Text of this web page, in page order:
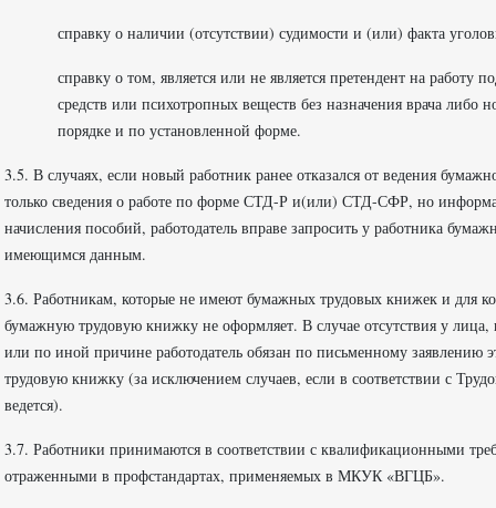
справку о наличии (отсутствии) судимости и (или) факта
справку о том, является или не является претендент на
средств или психотропных веществ без назначения врача
порядке и по установленной форме.
3.5. В случаях, если новый работник ранее отказался от ведения
только сведения о работе по форме СТД-Р и(или) СТД-СФР, но
начисления пособий, работодатель вправе запросить у работника
имеющимся данным.
3.6. Работникам, которые не имеют бумажных трудовых книжек и для
бумажную трудовую книжку не оформляет. В случае отсутствия у
или по иной причине работодатель обязан по письменному
трудовую книжку (за исключением случаев, если в соответствии с
ведется).
3.7. Работники принимаются в соответствии с квалификационными
отраженными в профстандартах, применяемых в МКУК «ВГЦБ».